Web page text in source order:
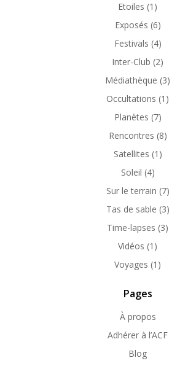
Etoiles (1)
Exposés (6)
Festivals (4)
Inter-Club (2)
Médiathèque (3)
Occultations (1)
Planètes (7)
Rencontres (8)
Satellites (1)
Soleil (4)
Sur le terrain (7)
Tas de sable (3)
Time-lapses (3)
Vidéos (1)
Voyages (1)
Pages
À propos
Adhérer à l’ACF
Blog